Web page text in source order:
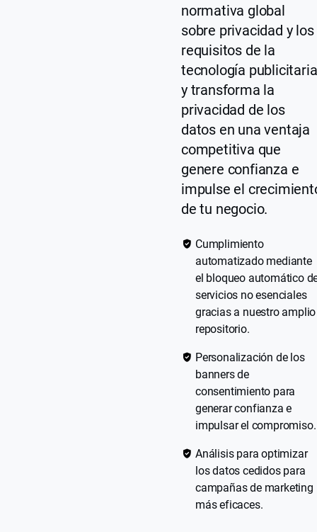
normativa global
sobre privacidad y los
requisitos de la
tecnología
y transforma la
privacidad de los
datos en una ventaja
competitiva que
genere confianza e
impulse el
de tu negocio.
Cumplimiento
automatizado mediante
el bloqueo automático
servicios no esenciales
gracias a nuestro amplio
repositorio.
Personalización de los
banners de
consentimiento para
generar confianza e
impulsar el compromiso.
Análisis para optimizar
los datos cedidos para
campañas de marketing
más eficaces.